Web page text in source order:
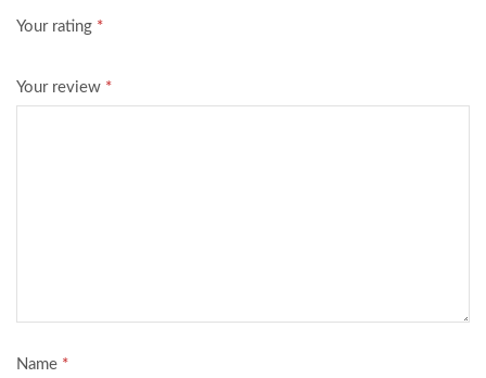
Your rating *
Your review *
Name *